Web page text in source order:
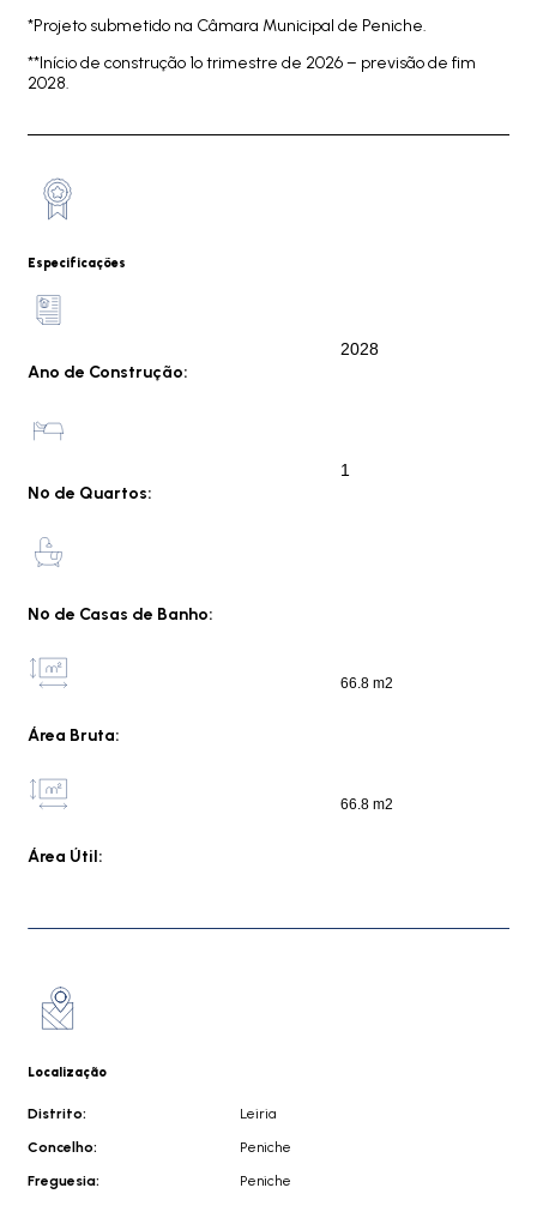
*Projeto submetido na Câmara Municipal de Peniche.
**Início de construção 1o trimestre de 2026 – previsão de fim
2028.
Especificações
Ano de Construção:
2028
Nº de Quartos:
1
Nº de Casas de Banho:
Área Bruta:
66.8 m2
Área Útil:
66.8 m2
Localização
Distrito:
Leiria
Concelho:
Peniche
Freguesia:
Peniche